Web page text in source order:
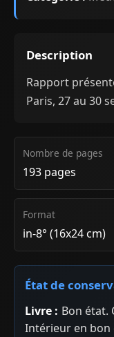
Description
Rapport
Paris, 27 au 30
Nombre de pages
193 pages
Format
in-8° (16x24 cm)
État de
Livre : Bon état.
Intérieur en bon